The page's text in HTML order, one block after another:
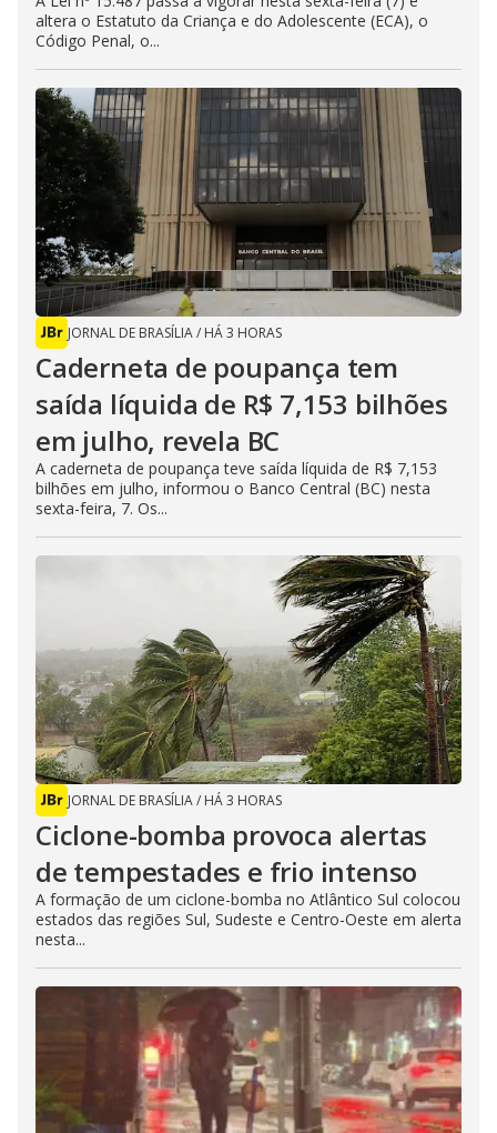
altera o Estatuto da Criança e do Adolescente (ECA), o
Código Penal, o...
JORNAL DE BRASÍLIA/ HÁ 3 HORAS
Caderneta de poupança tem
saída líquida de R$ 7,153 bilhões
em julho, revela BC
A caderneta de poupança teve saída líquida de R$ 7,153
bilhões em julho, informou o Banco Central (BC) nesta
sexta-feira, 7. Os...
JORNAL DE BRASÍLIA/ HÁ 3 HORAS
Ciclone-bomba provoca alertas
de tempestades e frio intenso
A formação de um ciclone-bomba no Atlântico Sul colocou
estados das regiões Sul, Sudeste e Centro-Oeste em alerta
nesta...